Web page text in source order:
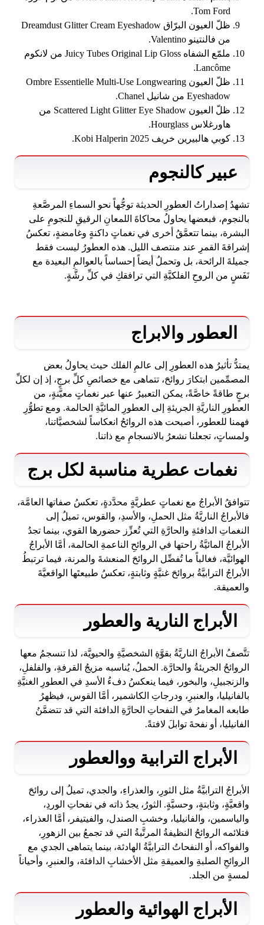
Tom Ford.
ظلّ العيون البرّاق Dreamdust Glitter Cream Eyeshadow
من فالنتينو Valentino.
ملمّع الشفاه Juicy Tubes Original Lip Gloss من لانكوم
Lancôme.
ظلّ العيون Ombre Essentielle Multi-Use Longwearing
Eyeshadow من شانيل Chanel.
ظلّ العيون Scattered Light Glitter Eye Shadow من
هاورغلاس Hourglass.
كوبي هالبيرين خريف 2025 Kobi Halperin.
عبير كالنجوم
تشهدُ إصداراتُ العطورِ الحديثة توجُّهاً نحو السماءِ المرصَّعةِ
بالنجوم، فبعضها يحاولُ محاكاةَ اللمعانِ الرقيقِ للنجومِ على
البشرة، بينما تتعمَّقُ أخرى في نغماتٍ داكنةٍ وغامضةٍ، تعكسُ
إشراقةَ القمرِ عند منتصف الليل. هذه العطورُ ليست فقط
جميلةَ الرائحة، بل وتحملُ أيضاً إحساساً بالعوالمِ البعيدة مع
نَفَسٍ من الروحِ الفلكيَّةِ التي ترافقكِ في كلِّ رشَّةٍ.
العطور والابراج
يمتدُّ تأثيرُ هذه العطورِ إلى عالمِ الفلك حيث يحاولُ بعض
المصمِّمين ابتكارَ روائحَ، تتماهى مع خصائصِ كلِّ برجٍ، إذ إن لكلِّ
برجٍ طاقةً خاصَّةً، يمكن التعبيرُ عنها عبر نغماتٍ معيَّنةٍ، من
العطورِ الناريَّةِ الجريئةِ إلى العطورِ المائيَّةِ الحالمة. ومع تطوُّرِ
فهمنا للعطور، أصبحت هذه الروائحُ انعكاساً لشخصيَّاتنا،
ولمساتٍ، تجعلنا نشعرُ بالانسجامِ مع ذاتنا.
نغمات عطرية مناسبة لكل برج
تتوافقُ الأبراجُ مع نغماتٍ عطريَّةٍ محدَّدةٍ، تعكسُ صفاتها العامَّة،
فالأبراجُ الناريَّةُ مثل الحملِ، والأسدِ، والقوس، تميلُ إلى
النغماتِ الدافئةِ والحارَّةِ التي تُعزِّز حضورها القوي، بينما تجدُ
الأبراجُ المائيَّةُ راحتها في الروائحِ الناعمةِ الحالمة، أمَّا الأبراجُ
الهوائيَّة، فغالباً ما تُفضِّل الروائحَ المنعشةَ والمرنة، فيما ترتبطُ
الأبراجُ الترابيَّةُ بروائحَ غنيَّةٍ وثابتةٍ، تعكسُ طبيعتَها الواقعيَّةَ
والعميقة.
الأبراج النارية والعطور
تتَّصفُ الأبراجُ الناريَّةُ بقوَّةِ الشخصيَّةِ والحيويَّة، لذا تنسجمُ معها
الروائحُ الجريئةُ والحارَّة. الحملُ، يُناسبه مزيجُ القرفةِ، والفلفلِ،
والزنجبيلِ، والبخور، فيما ينعكسُ دفءُ الأسدِ في العطورِ الغنيَّةِ
بالفانيليا، والعنبرِ، ودرجاتِ الكاشمير، أمَّا القوس، فيظهرُ
طابعه المغامرُ في النفحاتِ الحارَّةِ الدافئة التي قد تتضمَّنُ
الفانيليا، أو نفحةَ توابلَ لافتةً.
الأبراج الترابية ووالعطور
الأبراجُ الترابيَّةُ مثل الثورِ، والعذراءِ، والجدي، تميلُ إلى روائحَ
واقعيَّةٍ، وثابتةٍ، وحسيَّةٍ. الثورُ، يجدُ ذاته في نفحاتِ الوردِ،
والياسمين، والفانيليا، وخشبِ الصندل، والفيتيفر، أمَّا العذراء،
فتلائمه الروائحُ النظيفةُ المرتَّبةُ التي قد تجمعُ بين الزهورِ،
والفواكه، أو النفحاتُ الترابيَّةُ الهادئة، بينما يتماهى الجدي مع
الروائحِ الصلبةِ والعميقةِ مثل الأخشابِ الدافئة، والعنبرِ، وأحياناً
لمسةٍ من الجلد.
الأبراج الهوائية والعطور